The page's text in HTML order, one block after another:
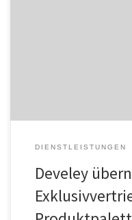
DIENSTLEISTUNGEN
Develey